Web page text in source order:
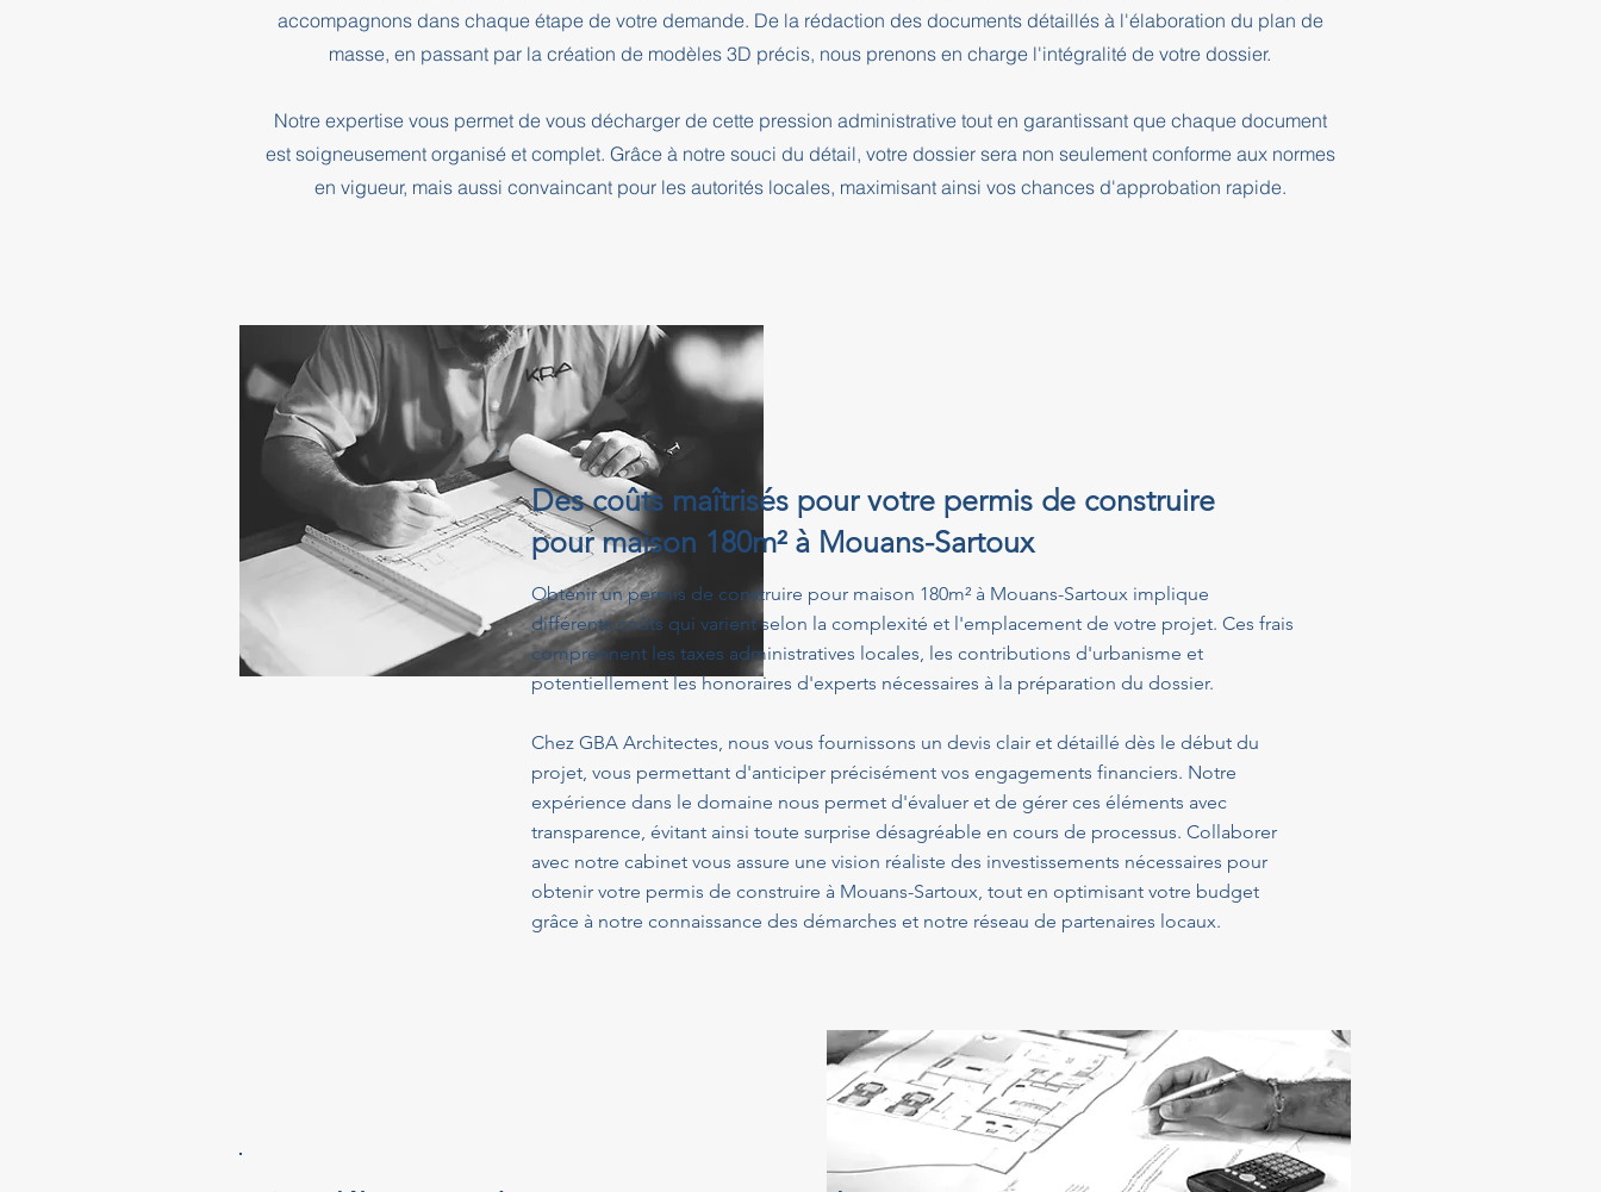
accompagnons dans chaque étape de votre demande. De la rédaction des documents détaillés à l'élaboration du plan de
masse, en passant par la création de modèles 3D précis, nous prenons en charge l'intégralité de votre dossier.
Notre expertise vous permet de vous décharger de cette pression administrative tout en garantissant que chaque document
est soigneusement organisé et complet. Grâce à notre souci du détail, votre dossier sera non seulement conforme aux normes
en vigueur, mais aussi convaincant pour les autorités locales, maximisant ainsi vos chances d'approbation rapide.
Des coûts maîtrisés pour votre permis de construire
pour maison 180m² à Mouans-Sartoux
Obtenir un permis de construire pour maison 180m² à Mouans-Sartoux implique
différents coûts qui varient selon la complexité et l'emplacement de votre projet. Ces frais
comprennent les taxes administratives locales, les contributions d'urbanisme et
potentiellement les honoraires d'experts nécessaires à la préparation du dossier.
Chez GBA Architectes, nous vous fournissons un devis clair et détaillé dès le début du
projet, vous permettant d'anticiper précisément vos engagements financiers. Notre
expérience dans le domaine nous permet d'évaluer et de gérer ces éléments avec
transparence, évitant ainsi toute surprise désagréable en cours de processus. Collaborer
avec notre cabinet vous assure une vision réaliste des investissements nécessaires pour
obtenir votre permis de construire à Mouans-Sartoux, tout en optimisant votre budget
grâce à notre connaissance des démarches et notre réseau de partenaires locaux.